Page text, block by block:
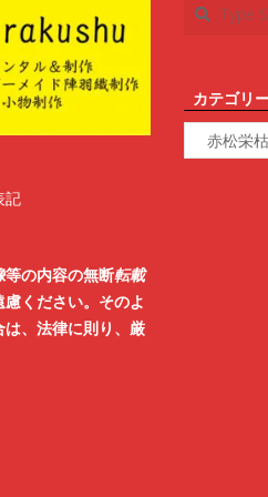
記
等の内容の無断転載
ください。そのよ
、法律に則り、厳
カテゴリ
テ